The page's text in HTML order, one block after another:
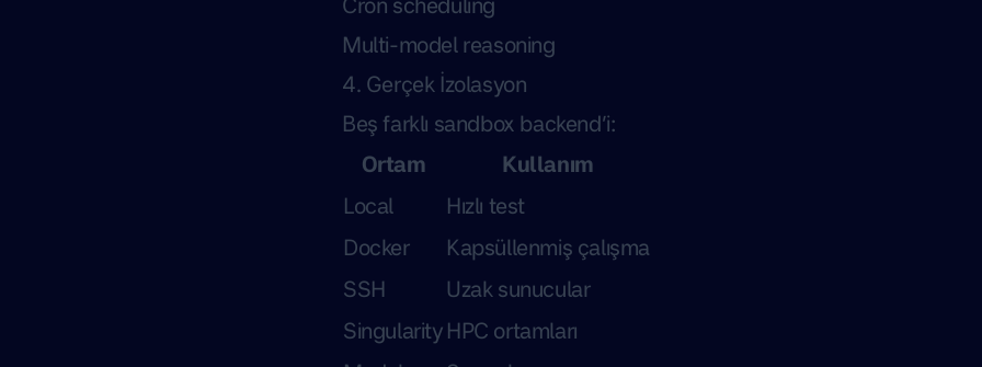
Multi-model reasoning
4. Gerçek İzolasyon
Beş farklı sandbox backend’i:
Ortam
Kullanım
Local
Hızlı test
Docker
Kapsüllenmiş çalışma
SSH
Uzak sunucular
Singularity HPC ortamları